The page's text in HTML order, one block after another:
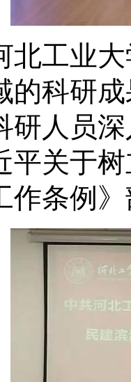
工业大
的科研
研人员
平关于
作条例